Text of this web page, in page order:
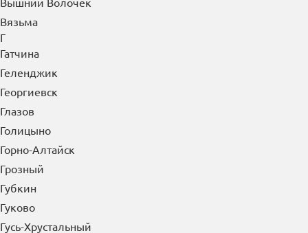
Вязьма
Г
Гатчина
Геленджик
Георгиевск
Глазов
Голицыно
Горно-Алтайск
Грозный
Губкин
Гуково
Гусь-Хрустальный